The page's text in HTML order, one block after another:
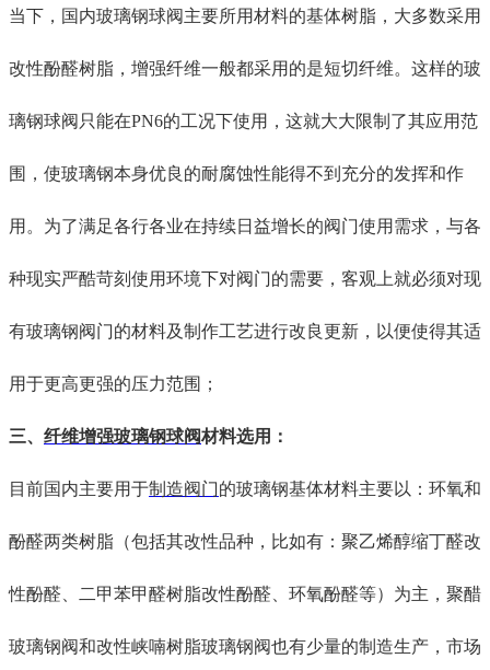
当下， 国内玻璃钢球阀主要所用材料的基体树脂 ， 大多数采用
改性酚醛树脂，增强纤维一般都采用 的是短切纤维。这样的玻
璃钢球阀只能在PN6的工况下使用， 这就大大限制了其应用范
围，使玻璃钢本身优良的耐腐蚀性能得不到 充分的发挥和作
用 。为了满足各行各业在持续日益增长的阀门使用需求 ，与各
种现实严酷苛刻使用环境下对阀门的需要， 客观上就必须对现
有玻璃钢阀门的材料及制作工艺进行改良更新 ， 以便使得其适
用于更高更强的压力范围 ；
三、 纤维增强玻璃钢球阀材料选用 ：
目前国内主要用于制造阀门的玻璃钢基体材料主要以 ： 环氧和
酚醛两类树脂（包括其改性品种， 比如有 ：聚乙烯醇缩丁醛改
性酚醛、二甲苯甲醛树脂改性酚醛、环氧酚醛等）为主，聚醋
玻璃钢阀和改性峡喃树脂玻璃钢阀也有少量的制造生产 ，市场